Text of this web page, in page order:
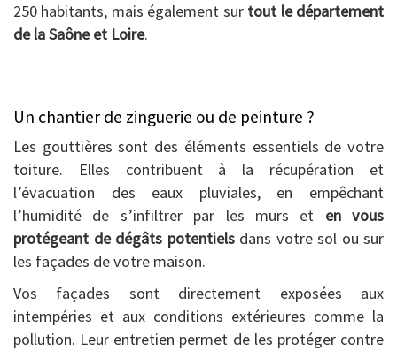
250 habitants, mais également sur tout le département
de la Saône et Loire.
Un chantier de zinguerie ou de peinture ?
Les gouttières sont des éléments essentiels de votre
toiture. Elles contribuent à la récupération et
l’évacuation des eaux pluviales, en empêchant
l’humidité de s’infiltrer par les murs et en vous
protégeant de dégâts potentielsdans votre sol ou sur
les façades de votre maison.
Vos façades sont directement exposées aux
intempéries et aux conditions extérieures comme la
pollution. Leur entretien permet de les protéger contre